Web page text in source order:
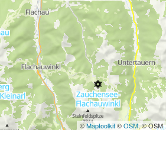
©Maptoolkit©OSM, © OSM